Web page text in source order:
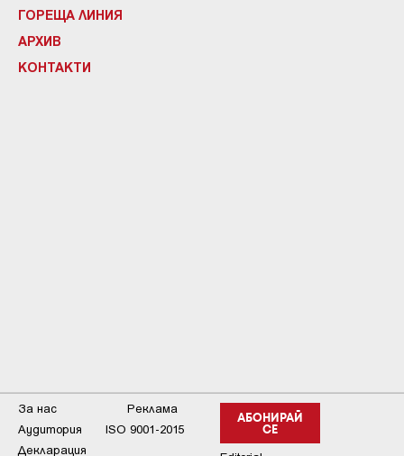
ГОРЕЩА ЛИНИЯ
АРХИВ
КОНТАКТИ
АБОНИРАЙ
СЕ
За нас
Реклама
Аудитория
ISO 9001-2015
Декларация